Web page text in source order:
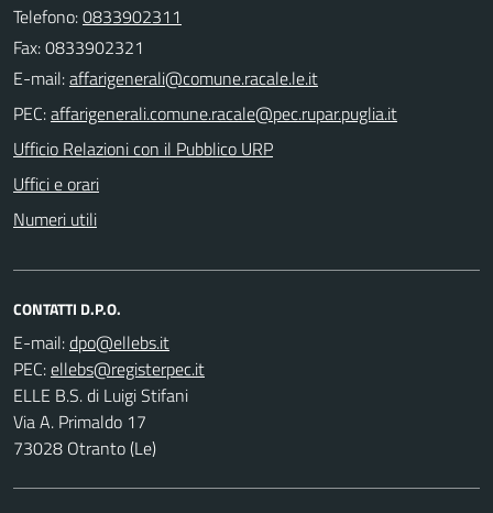
Telefono:0833902311
Fax: 0833902321
E-mail:
PEC:
Ufficio Relazioni con il Pubblico URP
Uffici e orari
Numeri utili
CONTATTI D.P.O.
E-mail:
PEC:
ELLE B.S. di Luigi Stifani
Via A. Primaldo 17
73028 Otranto (Le)